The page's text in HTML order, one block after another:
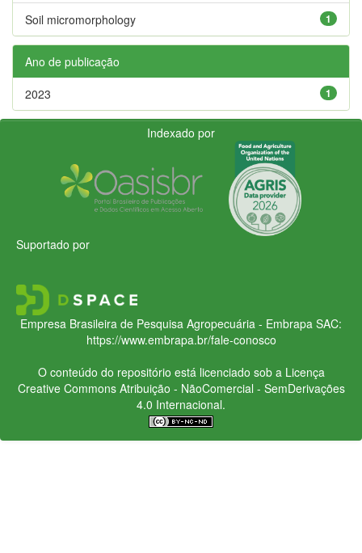
1
Soil micromorphology
Ano de publicação
1
2023
Indexado por
Suportado por
Empresa Brasileira de Pesquisa Agropecuária - Embrapa SAC:
https://www.embrapa.br/fale-conosco
O conteúdo do repositório está licenciado sob a Licença
Creative CommonsAtribuição - NãoComercial - SemDerivações
4.0 Internacional.